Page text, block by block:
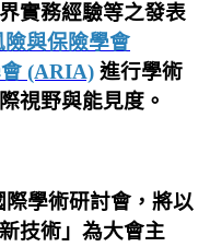
實務經驗等之發表
險與保險學會
(ARIA) 進行學術
視野與能見度。
際學術研討會 ，將以
技術 」為大會主